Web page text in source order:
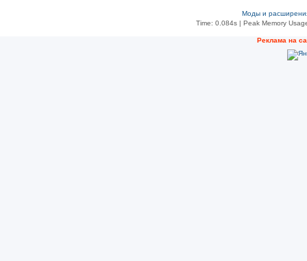
Моды и
Time: 0.084s| Peak Memory
Рeклама на